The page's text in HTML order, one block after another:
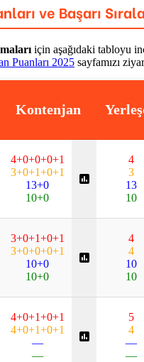
ve Başarı
için aşağıdaki tabloyu
Puanları 2025 sayfamızı
Kontenjan
4+0+0+0+1
3+0+1+0+1
13+0
10+0
4
3
13
10
3+0+1+0+1
3+0+0+0+1
10+0
10+0
4
4
10
10
4+0+1+0+1
4+0+1+0+1
—
—
5
4
—
—